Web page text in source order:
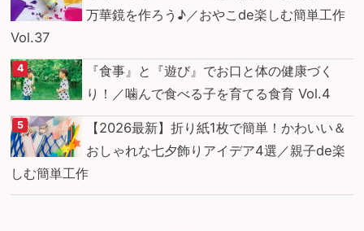
万華鏡を作ろう♪／おやこde楽しむ簡単工作
Vol.37
『食事』と『遊び』でお口と体の健康づく
り！／噛んで食べる子を育てる食育 Vol.4
【2026最新】折り紙1枚で簡単！かわいい＆
おしゃれな七夕飾りアイデア4選／親子de楽
しむ簡単工作